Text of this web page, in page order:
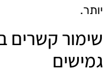
יותר.
שימור קשרים
גמישים